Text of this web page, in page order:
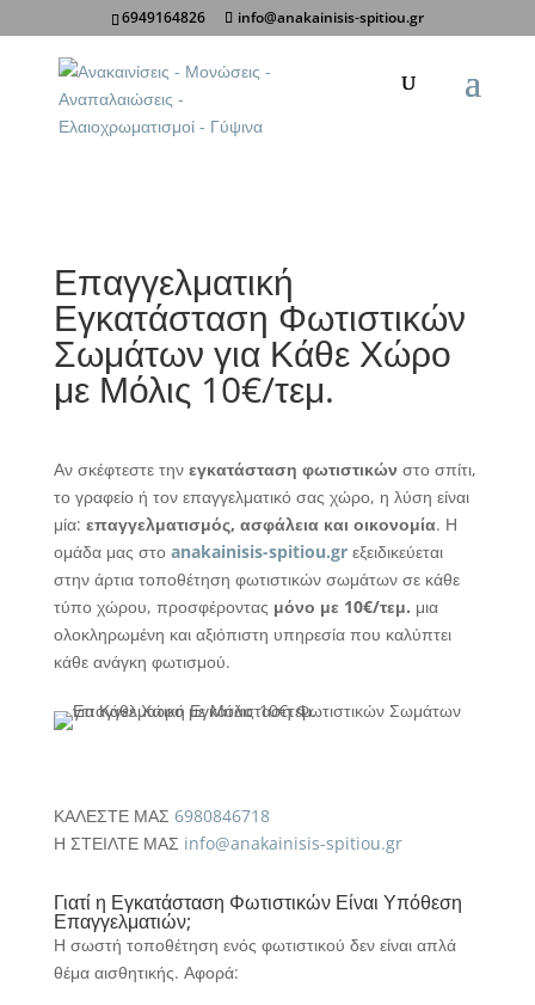
6949164826 info@anakainisis-spitiou.gr
Κοινοποίηση σε:
Επαγγελματική
Εγκατάσταση Φωτιστικών
Σωμάτων για Κάθε Χώρο
με Μόλις 10€/τεμ.
Αν σκέφτεστε την εγκατάσταση φωτιστικών στο σπίτι,
το γραφείο ή τον επαγγελματικό σας χώρο, η λύση είναι
μία: επαγγελματισμός, ασφάλεια και οικονομία. Η
ομάδα μας στο anakainisis-spitiou.grεξειδικεύεται
στην άρτια τοποθέτηση φωτιστικών σωμάτων σε κάθε
τύπο χώρου, προσφέροντας μόνο με 10€/τεμ. μια
ολοκληρωμένη και αξιόπιστη υπηρεσία που καλύπτει
κάθε ανάγκη φωτισμού.
ΚΑΛΕΣΤΕ ΜΑΣ 6980846718
Η ΣΤΕΙΛΤΕ ΜΑΣ info@anakainisis-spitiou.gr
Γιατί η Εγκατάσταση Φωτιστικών Είναι Υπόθεση
Επαγγελματιών;
Η σωστή τοποθέτηση ενός φωτιστικού δεν είναι απλά
θέμα αισθητικής. Αφορά: